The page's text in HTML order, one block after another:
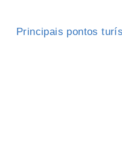
Principais pontos